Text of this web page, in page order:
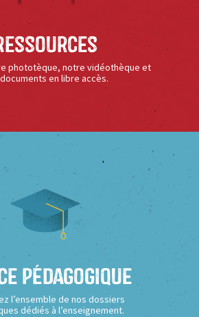
phototèque, notre vidéothèque et
en libre accès.
Pédagogique
l’ensemble de nos dossiers
dédiés à l’enseignement.